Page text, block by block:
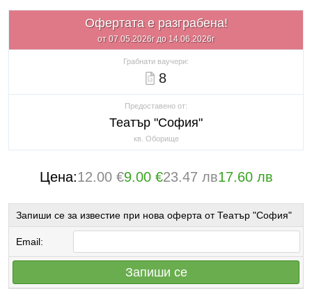
Офертата е разграбена!
от 07.05.2026г до 14.06.2026г
Грабнати ваучери:
8
Предоставено от:
Театър "София"
кв. Оборище
Цена:12.00 €9.00 €23.47 лв17.60 лв
Запиши се за известие при нова оферта от Театър "София"
Email:
Запиши се